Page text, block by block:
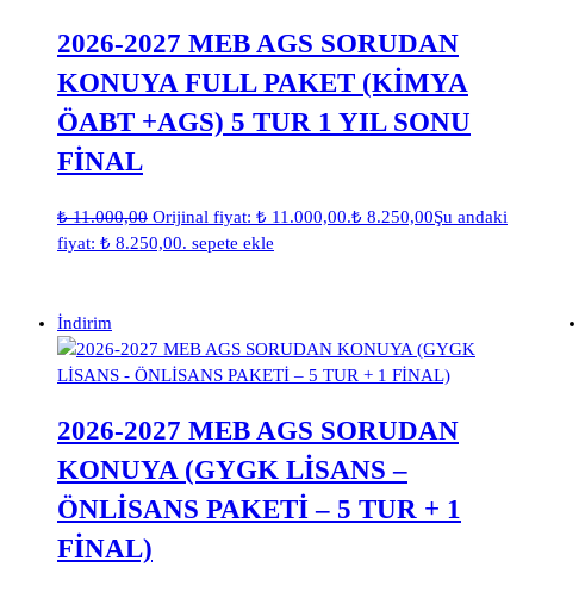
2026-2027 MEB AGS SORUDAN
KONUYA FULL PAKET (KİMYA
ÖABT +AGS) 5 TUR 1 YIL SONU
FİNAL
₺11.000,00 Orijinal fiyat: ₺ 11.000,00.₺ 8.250,00Şu andaki
fiyat: ₺ 8.250,00. sepete ekle
İndirim
2026-2027 MEB AGS SORUDAN
KONUYA (GYGK LİSANS –
ÖNLİSANS PAKETİ – 5 TUR + 1
FİNAL)